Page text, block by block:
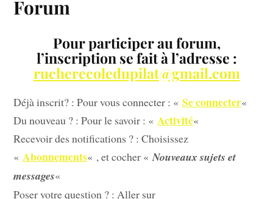
Forum
Pour participer au forum,
l’inscription se fait à l’adresse :
rucherecoledupilat@gmail.com
Déjà inscrit? : Pour vous connecter : «Se connecter«
Du nouveau ? : Pour le savoir : «Activité«
Recevoir des notifications ? : Choisissez
«Abonnements« , et cocher «Nouveaux sujets et
messages«
Poser votre question ? : Aller sur